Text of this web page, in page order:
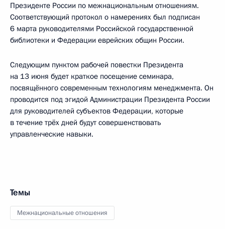
Президенте России по межнациональным отношениям.
Соответствующий протокол о намерениях был подписан
6 марта руководителями Российской государственной
библиотеки и Федерации еврейских общин России.
Следующим пунктом рабочей повестки Президента
на 13 июня будет краткое посещение семинара,
посвящённого современным технологиям менеджмента. Он
проводится под эгидой Администрации Президента России
для руководителей субъектов Федерации, которые
в течение трёх дней будут совершенствовать
управленческие навыки.
Темы
Межнациональные отношения